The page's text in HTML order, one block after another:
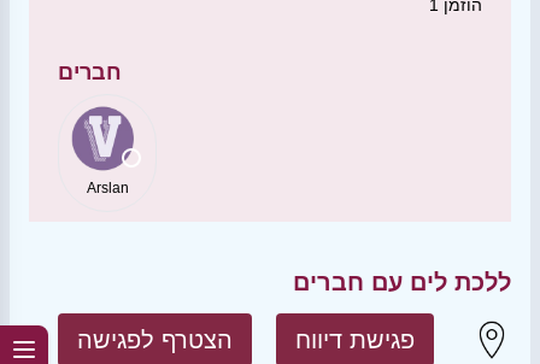
1 הוזמן
חברים
Arslan
ללכת לים עם חברים
הצטרף לפגישה פגישת דיווח